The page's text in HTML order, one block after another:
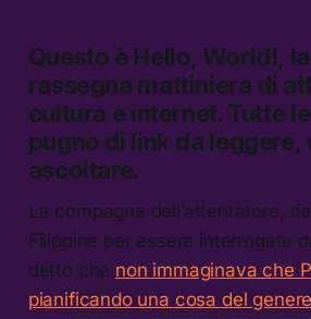
Questo è Hello, World!,
rassegna mattiniera di
cultura e internet. Tutte
pugno di link da leggere,
ascoltare.
La compagna dell’attentatore,
Filippine per essere interrogata
detto che non immaginava che
pianificando una cosa del genere